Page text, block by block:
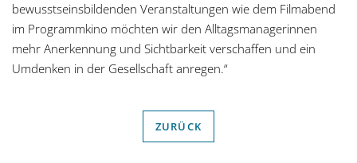
bewusstseinsbildenden Veranstaltungen wie dem Filmabend
im Programmkino möchten wir den Alltagsmanagerinnen
mehr Anerkennung und Sichtbarkeit verschaffen und ein
Umdenken in der Gesellschaft anregen.“
ZURÜCK